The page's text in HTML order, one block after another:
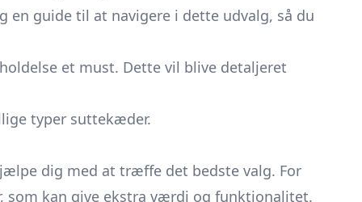
en guide til at navigere i dette udvalg, så du
et must. Dette vil blive detaljeret
typer suttekæder.
dig med at træffe det bedste valg. For
som kan give ekstra værdi og funktionalitet.